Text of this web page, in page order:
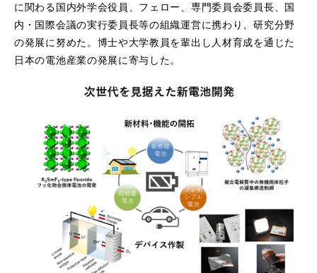
に関わる国内外学会役員、フェロー、専門委員会委員長、国
内・国際会議の実行委員長等の組織運営に携わり、研究分野
の発展に努めた。博士や大学教員を輩出し人材育成を通じた
日本の電池産業の発展に寄与した。